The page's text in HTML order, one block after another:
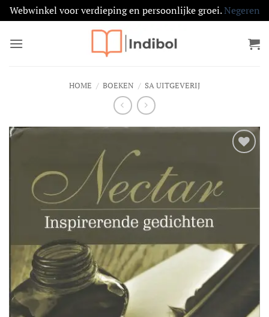
Webwinkel voor verdieping en persoonlijke groei.Negeren
naar
HOME / BOEKEN / SA UITGEVERIJ
verlanglijst